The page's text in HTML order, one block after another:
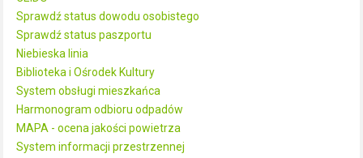
Sprawdź status dowodu osobistego
Sprawdź status paszportu
Niebieska linia
Biblioteka i Ośrodek Kultury
System obsługi mieszkańca
Harmonogram odbioru odpadów
MAPA - ocena jakości powietrza
System informacji przestrzennej